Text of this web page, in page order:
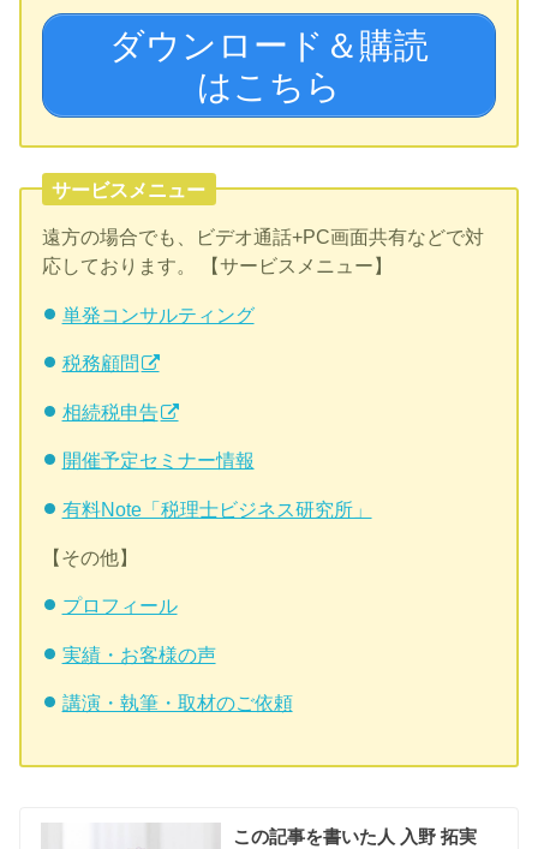
ダウンロード＆購読
はこちら
サービスメニュー
遠方の場合でも、ビデオ通話+PC画面共有などで対
応しております。 【サービスメニュー】
単発コンサルティング
税務顧問
相続税申告
開催予定セミナー情報
有料Note「税理士ビジネス研究所」
【その他】
プロフィール
実績・お客様の声
講演・執筆・取材のご依頼
この記事を書いた人 入野 拓実